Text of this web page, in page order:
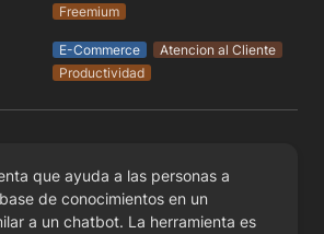
Freemium
E-Commerce
Atencion al Cliente
Productividad
que ayuda a las personas a
de conocimientos en un
a un chatbot. La herramienta es